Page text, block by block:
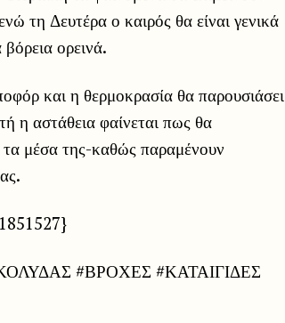
τη Δευτέρα ο καιρός θα είναι γενικά
ορεινά.
και η θερμοκρασία θα παρουσιάσει
η αστάθεια φαίνεται πως θα
τα μέσα της-καθώς παραμένουν
#ΒΡΟΧΕΣ #ΚΑΤΑΙΓΙΔΕΣ